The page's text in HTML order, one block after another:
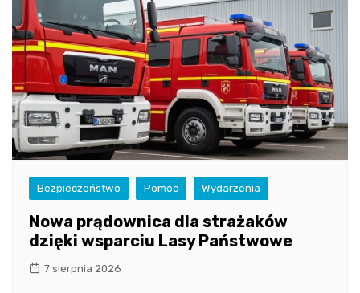
Bezpieczeństwo Pomoc Wydarzenia
Nowa prądownica dla strażaków
dzięki wsparciu Lasy Państwowe
7 sierpnia 2026